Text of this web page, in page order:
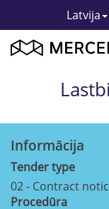
Latvija
Informācija
Tender type
02 - Contract
Procedūra